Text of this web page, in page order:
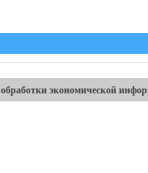
экономической